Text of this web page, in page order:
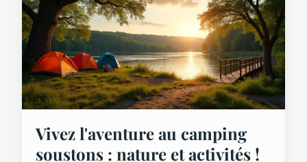
Vivez l'aventure au camping
soustons : nature et activités !